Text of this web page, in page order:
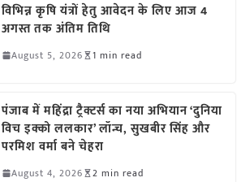
विभिन्न कृषि यंत्रों हेतु आवेदन के लिए आज 4
अगस्त तक अंतिम तिथि
August 5, 2026 1 min read
पंजाब में महिंद्रा ट्रैक्टर्स का नया अभियान ‘दुनिया
विच इक्को ललकार’ लॉन्च, सुखबीर सिंह और
परमिश वर्मा बने चेहरा
August 4, 2026 2 min read